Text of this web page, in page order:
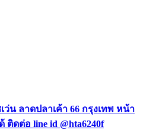
ว่น ลาดปลาเค้า 66 กรุงเทพ หน้า
ติดต่อ line id @hta6240f